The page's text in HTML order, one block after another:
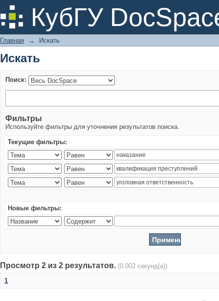
КубГУ
Искать
Главная → Искать
Искать
Поиск:
Фильтры
Используйте фильтры для уточнения результатов поиска.
Текущие фильтры:
Новые фильтры:
Просмотр 2 из 2 результатов. (0.002 секунд(а))
1